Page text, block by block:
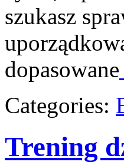
szukasz
dopasowane
Categories:
Trening